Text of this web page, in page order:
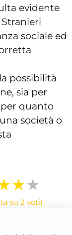
evidente
sociale ed
possibilità
sia per
quanto
società o
su 2 voti)